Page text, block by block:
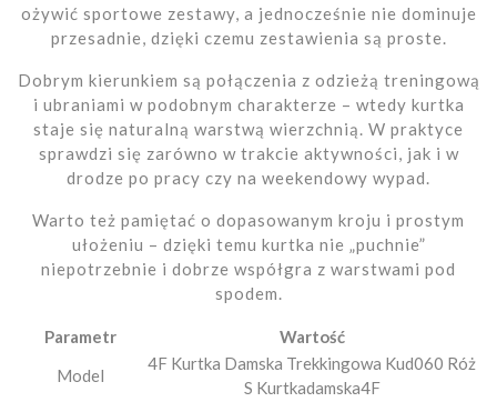
ożywić sportowe zestawy, a jednocześnie nie dominuje
przesadnie, dzięki czemu zestawienia są proste.
Dobrym kierunkiem są połączenia z odzieżą treningową
i ubraniami w podobnym charakterze – wtedy kurtka
staje się naturalną warstwą wierzchnią. W praktyce
sprawdzi się zarówno w trakcie aktywności, jak i w
drodze po pracy czy na weekendowy wypad.
Warto też pamiętać o dopasowanym kroju i prostym
ułożeniu – dzięki temu kurtka nie „puchnie”
niepotrzebnie i dobrze współgra z warstwami pod
spodem.
Parametr
Wartość
Model
4F Kurtka Damska Trekkingowa Kud060 Róż
S Kurtkadamska4F